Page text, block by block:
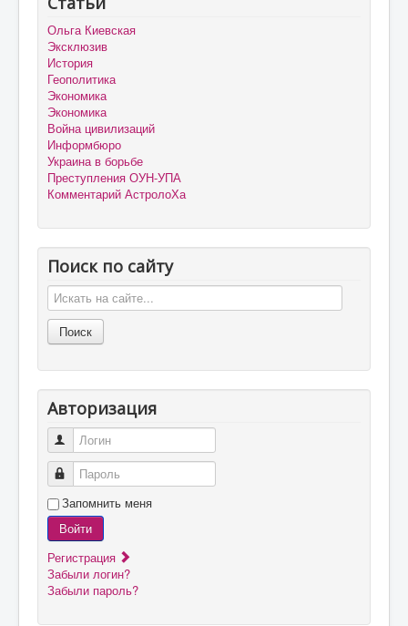
Ольга Киевская
Эксклюзив
История
Геополитика
Экономика
Экономика
Война цивилизаций
Информбюро
Украина в борьбе
Преступления ОУН-УПА
Комментарий АстролоХа
Поиск по сайту
Авторизация
Логин
Пароль
Запомнить меня
Войти
Регистрация
Забыли логин?
Забыли пароль?